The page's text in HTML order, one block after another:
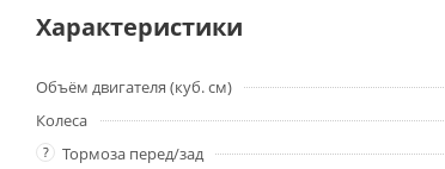
Характеристики
Объём двигателя (куб. см)
Колеса
? Тормоза перед/зад